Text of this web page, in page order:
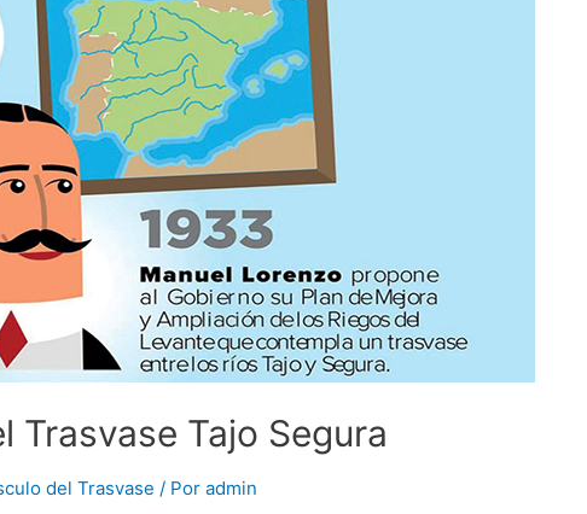
Trasvase Tajo Segura
del Trasvase / Por admin